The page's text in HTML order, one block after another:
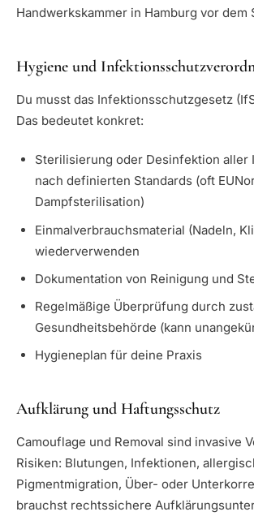
Handwerkskammer in Hamburg vor dem
Hygiene und
Du musst das Infektionsschutzgesetz
Das bedeutet konkret:
Sterilisierung oder Desinfektion aller
nach definierten Standards (oft
Dampfsterilisation)
Einmalverbrauchsmaterial (Nadeln,
wiederverwenden
Dokumentation von Reinigung und
Regelmäßige Überprüfung durch
Gesundheitsbehörde (kann
Hygieneplan für deine Praxis
Aufklärung und Haftungsschutz
Camouflage und Removal sind invasive
Risiken: Blutungen, Infektionen,
Pigmentmigration, Über- oder
brauchst rechtssichere